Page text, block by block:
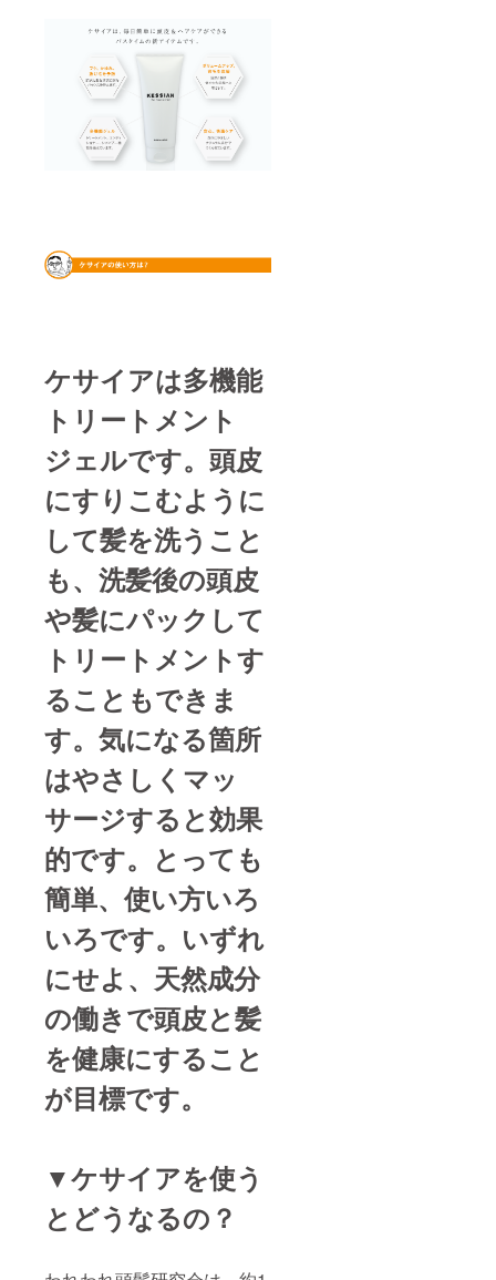
ケサイアは多機能
トリートメント
ジェルです。頭皮
にすりこむように
して髪を洗うこと
も、洗髪後の頭皮
や髪にパックして
トリートメントす
ることもできま
す。気になる箇所
はやさしくマッ
サージすると効果
的です。とっても
簡単、使い方いろ
いろです。いずれ
にせよ、天然成分
の働きで頭皮と髪
を健康にすること
が目標です。
▼ケサイアを使う
とどうなるの？